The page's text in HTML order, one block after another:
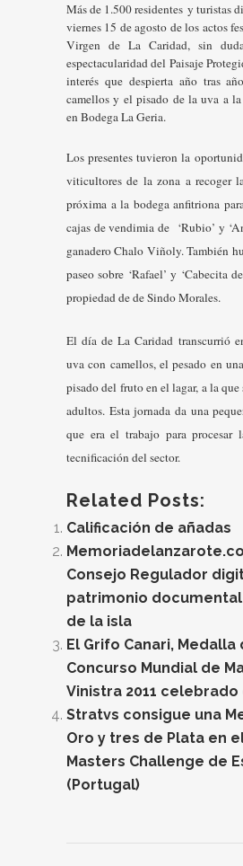
Más de 1.500 residentes y turistas
viernes 15 de agosto de los actos
Virgen de La Caridad, sin
espectacularidad del Paisaje
interés que despierta año tras
camellos y el pisado de la uva a
en Bodega La Geria.
Los presentes tuvieron la
viticultores de la zona a recoger
próxima a la bodega anfitriona
cajas de vendimia de ‘Rubio’ y
ganadero Chalo Viñoly. También
paseo sobre ‘Rafael’ y ‘Cabecita
propiedad de de Sindo Morales.
El día de La Caridad transcurrió
uva con camellos, el pesado en
pisado del fruto en el lagar, a la que
adultos. Esta jornada da una
que era el trabajo para procesar
tecnificación del sector.
Related Posts:
Calificación de añadas
Consejo Regulador
patrimonio
de la isla
El Grifo Canari, Medalla
Concurso Mundial de
Vinistra 2011 celebrado
Stratvs consigue una
Oro y tres de Plata en
Masters Challenge de
(Portugal)